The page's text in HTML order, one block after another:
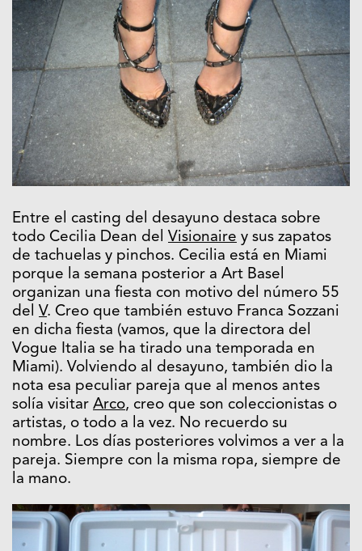
Entre el casting del desayuno destaca sobre
todo Cecilia Dean del Visionaire y sus zapatos
de tachuelas y pinchos. Cecilia está en Miami
porque la semana posterior a Art Basel
organizan una fiesta con motivo del número 55
del V. Creo que también estuvo Franca Sozzani
en dicha fiesta (vamos, que la directora del
Vogue Italia se ha tirado una temporada en
Miami). Volviendo al desayuno, también dio la
nota esa peculiar pareja que al menos antes
solía visitar Arco, creo que son coleccionistas o
artistas, o todo a la vez. No recuerdo su
nombre. Los días posteriores volvimos a ver a la
pareja. Siempre con la misma ropa, siempre de
la mano.